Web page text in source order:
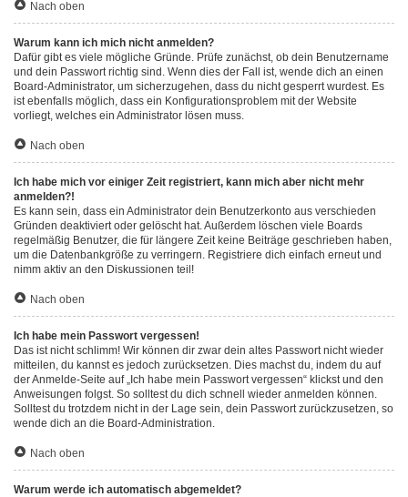
Nach oben
Warum kann ich mich nicht anmelden?
Dafür gibt es viele mögliche Gründe. Prüfe zunächst, ob dein Benutzername
und dein Passwort richtig sind. Wenn dies der Fall ist, wende dich an einen
Board-Administrator, um sicherzugehen, dass du nicht gesperrt wurdest. Es
ist ebenfalls möglich, dass ein Konfigurationsproblem mit der Website
vorliegt, welches ein Administrator lösen muss.
Nach oben
Ich habe mich vor einiger Zeit registriert, kann mich aber nicht mehr
anmelden?!
Es kann sein, dass ein Administrator dein Benutzerkonto aus verschieden
Gründen deaktiviert oder gelöscht hat. Außerdem löschen viele Boards
regelmäßig Benutzer, die für längere Zeit keine Beiträge geschrieben haben,
um die Datenbankgröße zu verringern. Registriere dich einfach erneut und
nimm aktiv an den Diskussionen teil!
Nach oben
Ich habe mein Passwort vergessen!
Das ist nicht schlimm! Wir können dir zwar dein altes Passwort nicht wieder
mitteilen, du kannst es jedoch zurücksetzen. Dies machst du, indem du auf
der Anmelde-Seite auf „Ich habe mein Passwort vergessen“ klickst und den
Anweisungen folgst. So solltest du dich schnell wieder anmelden können.
Solltest du trotzdem nicht in der Lage sein, dein Passwort zurückzusetzen, so
wende dich an die Board-Administration.
Nach oben
Warum werde ich automatisch abgemeldet?